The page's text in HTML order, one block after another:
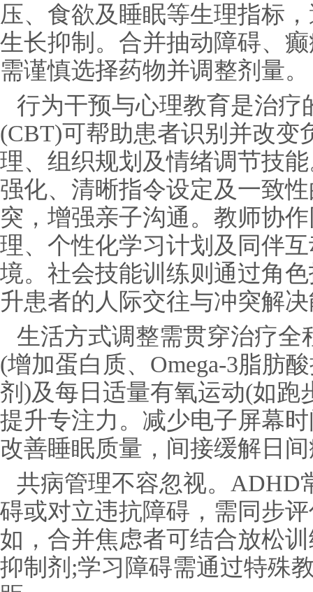
压、食欲及睡眠等生理指标
生长抑制。合并抽动障碍、
需谨慎选择药物并调整剂量。
行为干预与心理教育是治疗
(CBT)可帮助患者识别并改变
理、组织规划及情绪调节技
强化、清晰指令设定及一致
突，增强亲子沟通。教师协
理、个性化学习计划及同伴
境。社会技能训练则通过角
升患者的人际交往与冲突解
生活方式调整需贯穿治疗全
(增加蛋白质、Omega-3脂肪
剂)及每日适量有氧运动(如跑
提升专注力。减少电子屏幕
改善睡眠质量，间接缓解日
共病管理不容忽视。ADHD
碍或对立违抗障碍，需同步
如，合并焦虑者可结合放松
抑制剂;学习障碍需通过特殊